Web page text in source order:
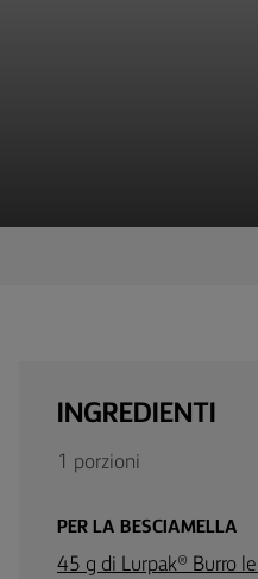
Italia
INGREDIENTI
1 porzioni
PER LA BESCIAMELLA
45 g di Lurpak® Burro